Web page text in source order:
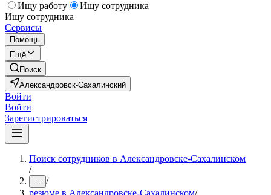
Ищу работу
Ищу сотрудника
Ищу сотрудника
Сервисы
Помощь
Ещё
Поиск
Александровск-Сахалинский
Войти
Войти
Зарегистрироваться
Поиск сотрудников в Александровске-Сахалинском
/
... /
резюме в Александровске-Сахалинском/